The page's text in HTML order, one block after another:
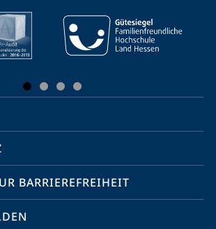
BARRIEREFREIHEIT